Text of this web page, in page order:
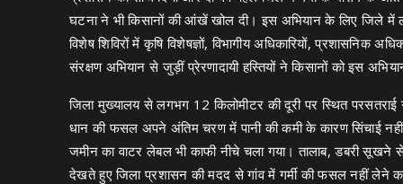
घटना ने भी किसानों की आंखें खोल दी। इस अभियान के लिए जिले में
विशेष शिविरों में कृषि विशेषज्ञों, विभागीय अधिकारियों, प्रशासनिक
संरक्षण अभियान से जुड़ीं प्रेरणादायी हस्तियों ने किसानों को इस
जिला मुख्यालय से लगभग 12 किलोमीटर की दूरी पर स्थित
धान की फसल अपने अंतिम चरण में पानी की कमी के कारण सिंचाई
जमीन का वाटर लेबल भी काफी नीचे चला गया। तालाब, डबरी सूखने से
देखते हुए जिला प्रशासन की मदद से गांव में गर्मी की फसल नहीं लेने